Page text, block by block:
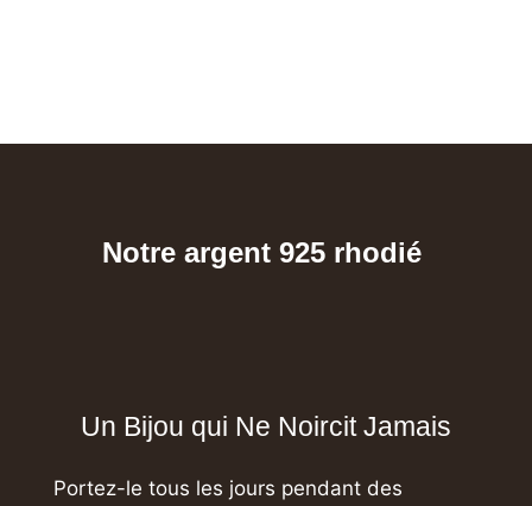
Notre argent 925 rhodié
Un Bijou qui Ne Noircit Jamais
Portez-le tous les jours pendant des